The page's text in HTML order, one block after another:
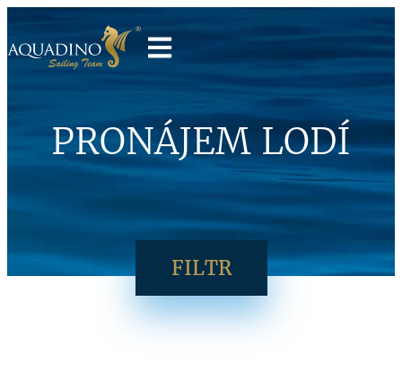
PRONÁJEM LODÍ
FILTR